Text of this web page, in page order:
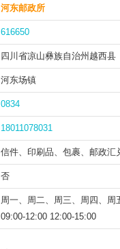
河东邮政所
616650
四川省凉山彝族自治州 越西县
河东场镇
0834
18011078031
信件、印刷品、包裹、邮政汇
否
周一、周二、周三、周四、周
09:00-12:00 12:00-15:00